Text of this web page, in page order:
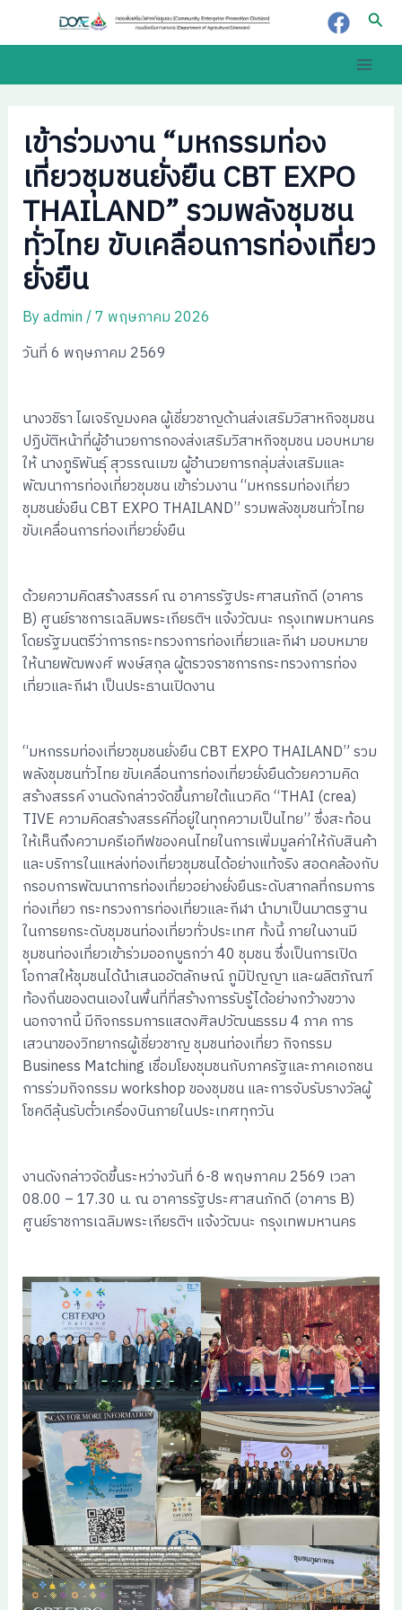
Main
เข้าร่วมงาน “มหกรรมท่อง
เที่ยวชุมชนยั่งยืน CBT EXPO
THAILAND” รวมพลังชุมชน
ทั่วไทย ขับเคลื่อนการท่องเที่ยว
ยั่งยืน
Byadmin/7 พฤษภาคม 2026
วันที่ 6 พฤษภาคม 2569
นางวชิรา ไผเจริญมงคล ผู้เชี่ยวชาญด้านส่งเสริมวิสาหกิจชุมชน
ปฏิบัติหน้าที่ผู้อำนวยการกองส่งเสริมวิสาหกิจชุมชน มอบหมาย
ให้ นางภูริพันธุ์ สุวรรณเมฆ ผู้อำนวยการกลุ่มส่งเสริมและ
พัฒนาการท่องเที่ยวชุมชน เข้าร่วมงาน “มหกรรมท่องเที่ยว
ชุมชนยั่งยืน CBT EXPO THAILAND” รวมพลังชุมชนทั่วไทย
ขับเคลื่อนการท่องเที่ยวยั่งยืน
ด้วยความคิดสร้างสรรค์ ณ อาคารรัฐประศาสนภักดี (อาคาร
B) ศูนย์ราชการเฉลิมพระเกียรติฯ แจ้งวัฒนะ กรุงเทพมหานคร
โดยรัฐมนตรีว่าการกระทรวงการท่องเที่ยวและกีฬา มอบหมาย
ให้นายพัฒพงศ์ พงษ์สกุล ผู้ตรวจราชการกระทรวงการท่อง
เที่ยวและกีฬา เป็นประธานเปิดงาน
“มหกรรมท่องเที่ยวชุมชนยั่งยืน CBT EXPO THAILAND” รวม
พลังชุมชนทั่วไทย ขับเคลื่อนการท่องเที่ยวยั่งยืนด้วยความคิด
สร้างสรรค์ งานดังกล่าวจัดขึ้นภายใต้แนวคิด “THAI (crea)
TIVE ความคิดสร้างสรรค์ที่อยู่ในทุกความเป็นไทย” ซึ่งสะท้อน
ให้เห็นถึงความครีเอทีฟของคนไทยในการเพิ่มมูลค่าให้กับสินค้า
และบริการในแหล่งท่องเที่ยวชุมชนได้อย่างแท้จริง สอดคล้องกับ
กรอบการพัฒนาการท่องเที่ยวอย่างยั่งยืนระดับสากลที่กรมการ
ท่องเที่ยว กระทรวงการท่องเที่ยวและกีฬา นำมาเป็นมาตรฐาน
ในการยกระดับชุมชนท่องเที่ยวทั่วประเทศ ทั้งนี้ ภายในงานมี
ชุมชนท่องเที่ยวเข้าร่วมออกบูธกว่า 40 ชุมชน ซึ่งเป็นการเปิด
โอกาสให้ชุมชนได้นำเสนออัตลักษณ์ ภูมิปัญญา และผลิตภัณฑ์
ท้องถิ่นของตนเองในพื้นที่ที่สร้างการรับรู้ได้อย่างกว้างขวาง
นอกจากนี้ มีกิจกรรมการแสดงศิลปวัฒนธรรม 4 ภาค การ
เสวนาของวิทยากรผู้เชี่ยวชาญ ชุมชนท่องเที่ยว กิจกรรม
Business Matching เชื่อมโยงชุมชนกับภาครัฐและภาคเอกชน
การร่วมกิจกรรม workshop ของชุมชน และการจับรับรางวัลผู้
โชคดีลุ้นรับตั๋วเครื่องบินภายในประเทศทุกวัน
งานดังกล่าวจัดขึ้นระหว่างวันที่ 6-8 พฤษภาคม 2569 เวลา
08.00 – 17.30 น. ณ อาคารรัฐประศาสนภักดี (อาคาร B)
ศูนย์ราชการเฉลิมพระเกียรติฯ แจ้งวัฒนะ กรุงเทพมหานคร
navigation